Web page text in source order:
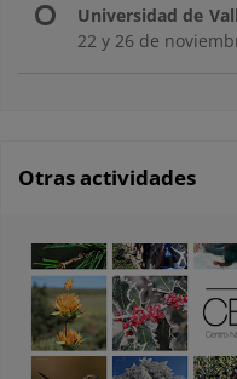
Universidad de
22 y 26 de
Otras actividades